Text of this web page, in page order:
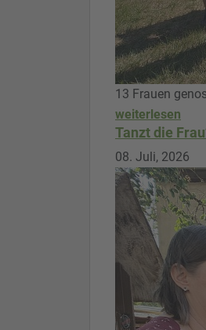
13 Frauen
weiterlesen
Tanzt die
08. Juli, 2026